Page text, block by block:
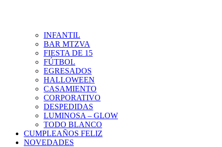
INFANTIL
BAR MTZVA
FIESTA DE 15
FÚTBOL
EGRESADOS
HALLOWEEN
CASAMIENTO
CORPORATIVO
DESPEDIDAS
LUMINOSA – GLOW
TODO BLANCO
CUMPLEAÑOS FELIZ
NOVEDADES